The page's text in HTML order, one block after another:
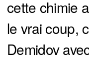
cette chimie
le vrai coup,
Demidov